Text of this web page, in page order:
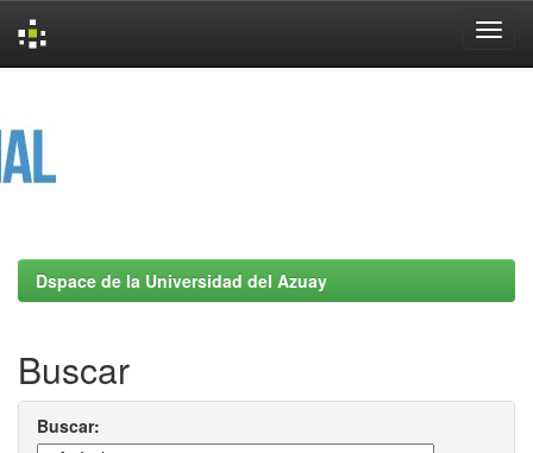
Dspace de la Universidad del Azuay
Buscar
Buscar: